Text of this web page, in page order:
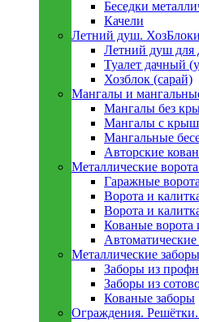
Беседки
Качели
Летний душ. ХозБлоки
Летний душ для
Туалет дачный
Хозблок (сарай)
Мангалы и
Мангалы без
Мангалы с
Мангальные
Авторские
Металлическиe
Гаражные ворота
Ворота и
Ворота и
Кованые ворота
Автоматические
Металлическиe заборы
Заборы из
Заборы из
Кованые заборы
Ограждения.